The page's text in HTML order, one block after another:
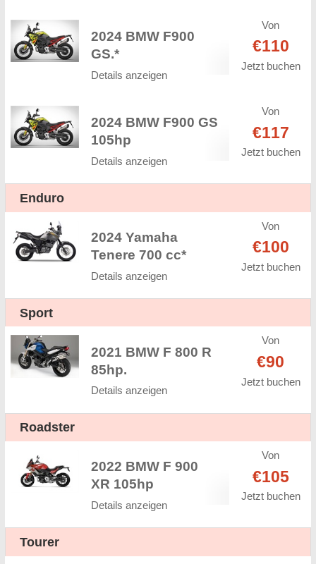
2024 BMW F900
GS.*
Details anzeigen
Von
€110
Jetzt buchen
2024 BMW F900 GS
105hp
Details anzeigen
Von
€117
Jetzt buchen
Enduro
2024 Yamaha
Tenere 700 cc*
Details anzeigen
Von
€100
Jetzt buchen
Sport
2021 BMW F 800 R
85hp.
Details anzeigen
Von
€90
Jetzt buchen
Roadster
2022 BMW F 900
XR 105hp
Details anzeigen
Von
€105
Jetzt buchen
Tourer